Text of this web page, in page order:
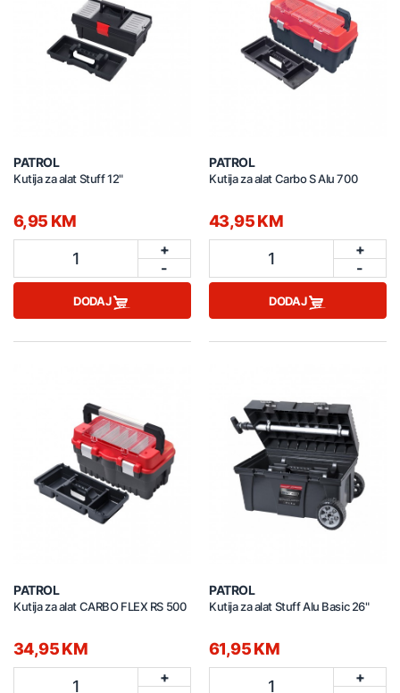
PATROL
Kutija za alat Stuff 12"
6,95 KM
1
+
-
DODAJ
PATROL
Kutija za alat Carbo S Alu 700
43,95 KM
1
+
-
DODAJ
PATROL
Kutija za alat CARBO FLEX RS 500
34,95 KM
1
+
PATROL
Kutija za alat Stuff Alu Basic 26"
61,95 KM
1
+